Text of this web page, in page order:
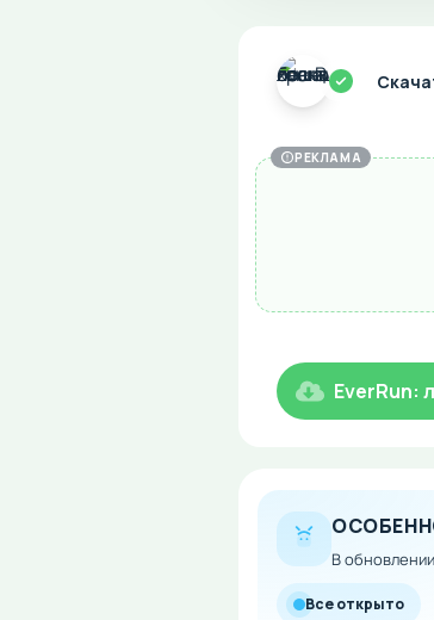
РЕКЛАМА
EverRun:
В обновлении
Все открыто